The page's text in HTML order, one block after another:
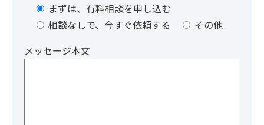
まずは、有料相談を申し込む
相談なしで、今すぐ依頼する
その他
メッセージ本文